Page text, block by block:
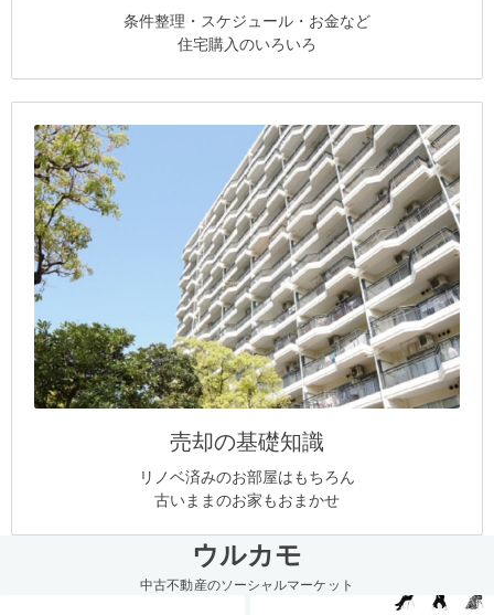
条件整理・スケジュール・お金など
住宅購入のいろいろ
売却の基礎知識
リノベ済みのお部屋はもちろん
古いままのお家もおまかせ
ウルカモ
中古不動産のソーシャルマーケット